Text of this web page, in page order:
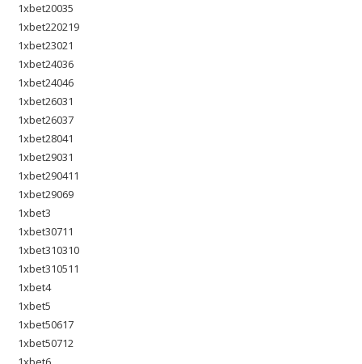
1xbet20035
1xbet220219
1xbet23021
1xbet24036
1xbet24046
1xbet26031
1xbet26037
1xbet28041
1xbet29031
1xbet290411
1xbet29069
1xbet3
1xbet30711
1xbet310310
1xbet310511
1xbet4
1xbet5
1xbet50617
1xbet50712